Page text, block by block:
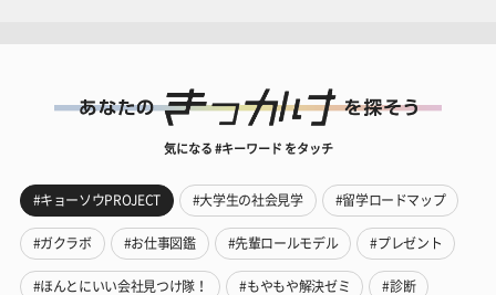
気になる #キーワード をタッチ
#キョーソウPROJECT #大学生の社会見学 #留学ロードマップ
#ガクラボ #お仕事図鑑 #先輩ロールモデル #プレゼント
#ほんとにいい会社見つけ隊！ #もやもや解決ゼミ #診断